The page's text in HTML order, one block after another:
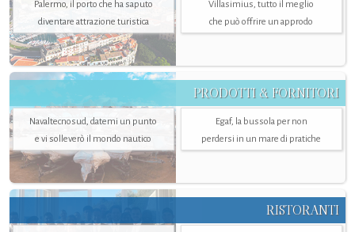
Palermo, il porto che ha saputo
diventare attrazione turistica
Villasimius, tutto il meglio
che può offrire un approdo
PRODOTTI & FORNITORI
Navaltecnosud, datemi un punto
e vi solleverò il mondo nautico
Egaf, la bussola per non
perdersi in un mare di pratiche
RISTORANTI